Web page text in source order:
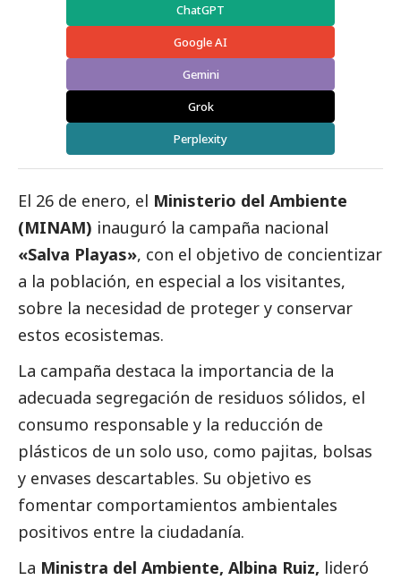
ChatGPT
Google AI
Gemini
Grok
Perplexity
El 26 de enero, el Ministerio del Ambiente
(MINAM) inauguró la campaña nacional
«Salva Playas», con el objetivo de concientizar
a la población, en especial a los visitantes,
sobre la necesidad de proteger y conservar
estos ecosistemas.
La campaña destaca la importancia de la
adecuada segregación de residuos sólidos, el
consumo responsable y la reducción de
plásticos de un solo uso, como pajitas, bolsas
y envases descartables. Su objetivo es
fomentar comportamientos ambientales
positivos entre la ciudadanía.
La Ministra del Ambiente, Albina Ruiz, lideró